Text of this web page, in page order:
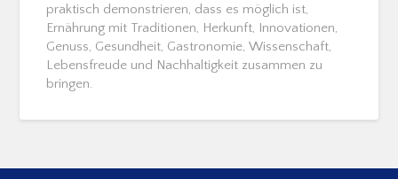
praktisch demonstrieren, dass es möglich ist,
Ernährung mit Traditionen, Herkunft, Innovationen,
Genuss, Gesundheit, Gastronomie, Wissenschaft,
Lebensfreude und Nachhaltigkeit zusammen zu
bringen.